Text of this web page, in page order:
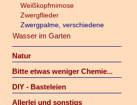
Weißkopfmimose
Zwergflieder
Zwergpalme, verschiedene
Wasser im Garten
Natur
Bitte etwas weniger Chemie...
DIY - Basteleien
Allerlei und sonstigs